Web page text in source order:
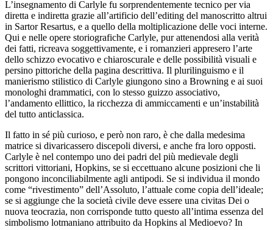
L’insegnamento di Carlyle fu sorprendentemente tecnico per via
diretta e indiretta grazie all’artificio dell’editing del manoscritto altrui
in Sartor Resartus, e a quello della moltiplicazione delle voci interne.
Qui e nelle opere storiografiche Carlyle, pur attenendosi alla verità
dei fatti, ricreava soggettivamente, e i romanzieri appresero l’arte
dello schizzo evocativo e chiaroscurale e delle possibilità visuali e
persino pittoriche della pagina descrittiva. Il plurilinguismo e il
manierismo stilistico di Carlyle giungono sino a Browning e ai suoi
monologhi drammatici, con lo stesso guizzo associativo,
l’andamento ellittico, la ricchezza di ammiccamenti e un’instabilità
del tutto anticlassica.
Il fatto in sé più curioso, e però non raro, è che dalla medesima
matrice si divaricassero discepoli diversi, e anche fra loro opposti.
Carlyle è nel contempo uno dei padri del più medievale degli
scrittori vittoriani, Hopkins, se si eccettuano alcune posizioni che li
pongono inconciliabilmente agli antipodi. Se si individua il mondo
come “rivestimento” dell’Assoluto, l’attuale come copia dell’ideale;
se si aggiunge che la società civile deve essere una civitas Dei o
nuova teocrazia, non corrisponde tutto questo all’intima essenza del
simbolismo lotmaniano attribuito da Hopkins al Medioevo? In